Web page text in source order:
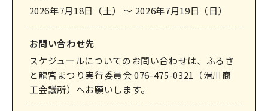
お問い合わせ
滑川市観光協会について
2026年7月18日（土） 〜 2026年7月19日（日）
お問い合わせ先
スケジュールについてのお問い合わせは、ふるさ
と龍宮まつり実行委員会 076-475-0321（滑川商
工会議所）へお願いします。